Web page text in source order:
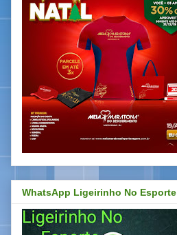
WhatsApp Ligeirinho No Esporte